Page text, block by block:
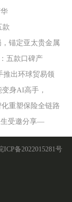
款
锚定亚太贵金属
五款口碑产
推出环球贸易领
身AI高手，
重塑保险全链路
生受邀分享—
ICP备2022015281号